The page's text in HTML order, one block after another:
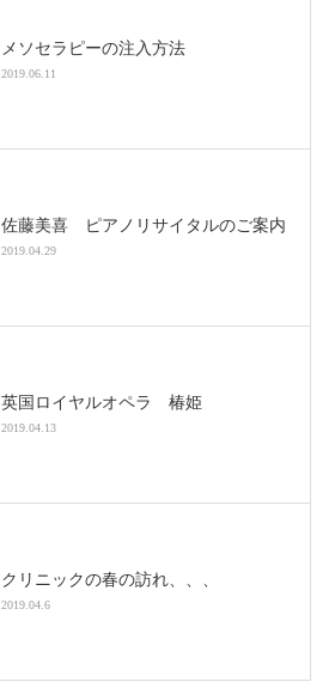
メソセラピーの注入方法
2019.06.11
佐藤美喜 ピアノリサイタルのご案内
2019.04.29
英国ロイヤルオペラ 椿姫
2019.04.13
クリニックの春の訪れ、、、
2019.04.6